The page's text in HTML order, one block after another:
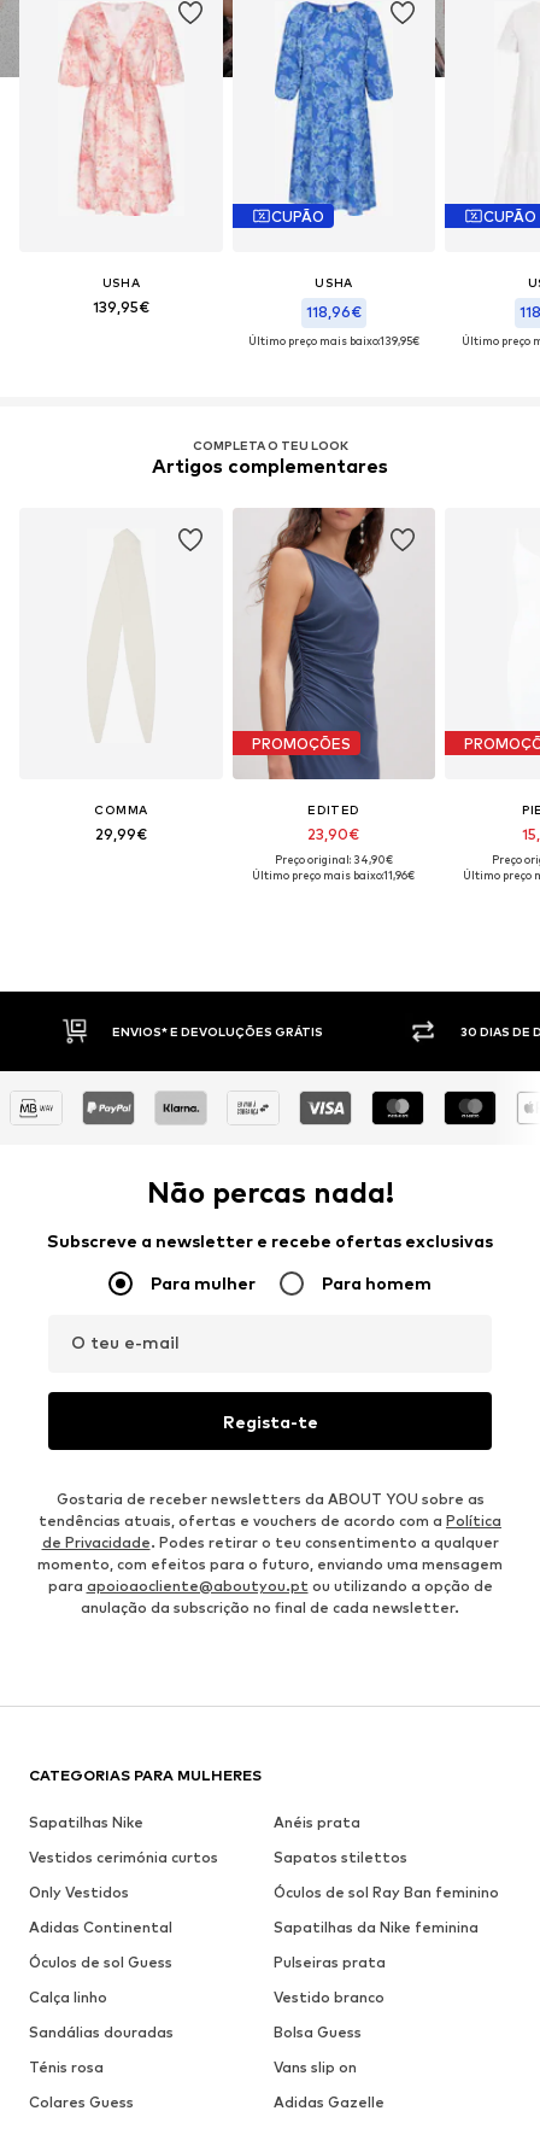
USHA
139,95€
CUPÃO
USHA
118,96€
Último preço mais baixo:139,95€
CUPÃO
Último preço
COMPLETA O TEU LOOK
Artigos complementares
COMMA
29,99€
PROMOÇÕES
EDITED
23,90€
Preço original: 34,90€
Último preço mais baixo:11,96€
Preço
Último preço
30 DIAS DE DIREITO DE DEVOLUÇÃO
Não percas nada!
Subscreve a newsletter e recebe ofertas exclusivas
Para mulher Para homem
O teu e-mail
Regista-te
Gostaria de receber newsletters da ABOUT YOU sobre as
tendências atuais, ofertas e vouchers de acordo com a Política
de Privacidade. Podes retirar o teu consentimento a qualquer
momento, com efeitos para o futuro, enviando uma mensagem
para apoioaocliente@aboutyou.ptou utilizando a opção de
anulação da subscrição no final de cada newsletter.
CATEGORIAS PARA MULHERES
Sapatilhas Nike
Anéis prata
Vestidos cerimónia curtos
Sapatos stilettos
Only Vestidos
Óculos de sol Ray Ban feminino
Adidas Continental
Sapatilhas da Nike feminina
Óculos de sol Guess
Pulseiras prata
Calça linho
Vestido branco
Sandálias douradas
Bolsa Guess
Ténis rosa
Vans slip on
Colares Guess
Adidas Gazelle